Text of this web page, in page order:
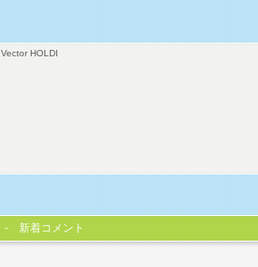
Vector HOLDI
新着コメント